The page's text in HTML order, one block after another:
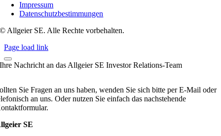
Impressum
Datenschutzbestimmungen
© Allgeier SE. Alle Rechte vorbehalten.
Page load link
Ihre Nachricht an das Allgeier SE Investor Relations-Team
Sie Fragen an uns haben, wenden Sie sich bitte per E-Mail oder
an uns. Oder nutzen Sie einfach das nachstehende
SE